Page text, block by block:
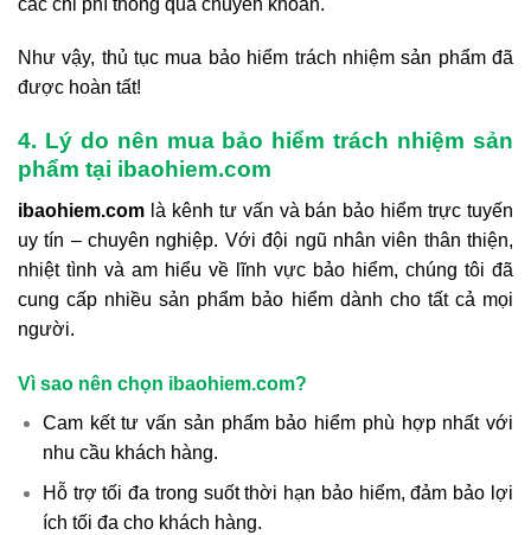
Như vậy, thủ tục mua bảo hiểm trách nhiệm sản phẩm đã
được hoàn tất!
4. Lý do nên mua bảo hiểm trách nhiệm sản
phẩm tại ibaohiem.com
ibaohiem.com là kênh tư vấn và bán bảo hiểm trực tuyến
uy tín – chuyên nghiệp. Với đội ngũ nhân viên thân thiện,
nhiệt tình và am hiểu về lĩnh vực bảo hiểm, chúng tôi đã
cung cấp nhiều sản phẩm bảo hiểm dành cho tất cả mọi
người.
Vì sao nên chọn ibaohiem.com?
Cam kết tư vấn sản phẩm bảo hiểm phù hợp nhất với
nhu cầu khách hàng.
Hỗ trợ tối đa trong suốt thời hạn bảo hiểm, đảm bảo lợi
ích tối đa cho khách hàng.